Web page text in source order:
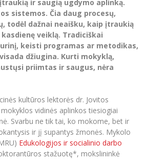
teatras
pop vokalinis ansamblis (vadovas Artūras
merginų choras
ir (ar) savišvietos būdu įgytų
vertinimas ir pripažinimas
organizavimas
mobilumas praktikoms (SMP)
galimybės
centras
Karaliaus Sedžiongo institutas
šalių studijų centras
gerovė
laboratorijos
aplinkos ir technologijų (HET)
leidyba
LAB
naujienos
dokumentai
etika
MRU
akademija
studijos
studijos
MBA
studijos
rengimas
studijos
bakalauro studijos
valdymo centras
ir saugią ugdymo aplinką.
sistemos. Čia daug procesų,
todėl dažnai neaišku, kaip įtraukią
veiklą. Tradiciškai
keisti programas ar metodikas,
džiugina. Kurti mokyklą,
priimtas ir saugus, nėra
kultūros lektorės dr. Jovitos
vidinės aplinkos tiesiogiai
Svarbu ne tik tai, ko mokome, bet ir
ir jį supantys žmonės. Mykolo
Edukologijos ir socialinio darbo
stažuotę*, mokslininkė